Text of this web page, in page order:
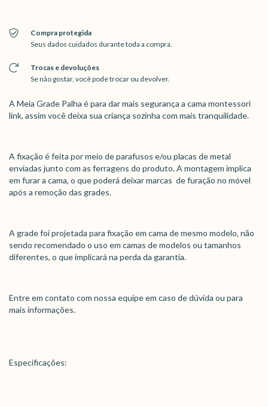
Compra protegida
Seus dados cuidados durante toda a compra.
Trocas e devoluções
Se não gostar, você pode trocar ou devolver.
A Meia Grade Palha é para dar mais segurança a cama montessori
link, assim você deixa sua criança sozinha com mais tranquilidade.
A fixação é feita por meio de parafusos e/ou placas de metal
enviadas junto com as ferragens do produto. A montagem implica
em furar a cama, o que poderá deixar marcas de furação no móvel
após a remoção das grades.
A grade foi projetada para fixação em cama de mesmo modelo, não
sendo recomendado o uso em camas de modelos ou tamanhos
diferentes, o que implicará na perda da garantia.
Entre em contato com nossa equipe em caso de dúvida ou para
mais informações.
Especificações: